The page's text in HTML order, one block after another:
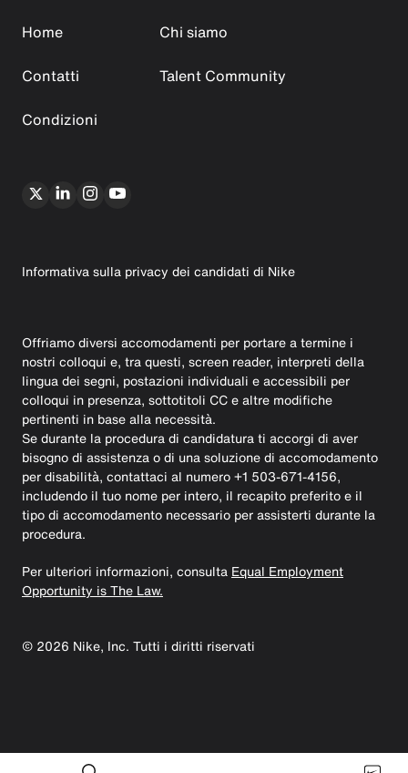
Home
Chi siamo
Contatti
Talent Community
Condizioni
Informativa sulla privacy dei candidati di Nike
Offriamo diversi accomodamenti per portare a termine i
nostri colloqui e, tra questi, screen reader, interpreti della
lingua dei segni, postazioni individuali e accessibili per
colloqui in presenza, sottotitoli CC e altre modifiche
pertinenti in base alla necessità.
Se durante la procedura di candidatura ti accorgi di aver
bisogno di assistenza o di una soluzione di accomodamento
per disabilità, contattaci al numero +1 503-671-4156,
includendo il tuo nome per intero, il recapito preferito e il
tipo di accomodamento necessario per assisterti durante la
procedura.
Per ulteriori informazioni, consulta Equal Employment
Opportunity is The Law.
© 2026 Nike, Inc. Tutti i diritti riservati